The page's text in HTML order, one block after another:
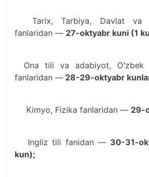
Tarix, Tarbiya, Davlat va
fanlaridan — 27-oktyabr kuni (1
Ona tili va adabiyot,
fanlaridan — 28-29-oktyabr
Kimyo, Fizika fanlaridan — 29-
Ingliz tili fanidan — 30-31-
kun);